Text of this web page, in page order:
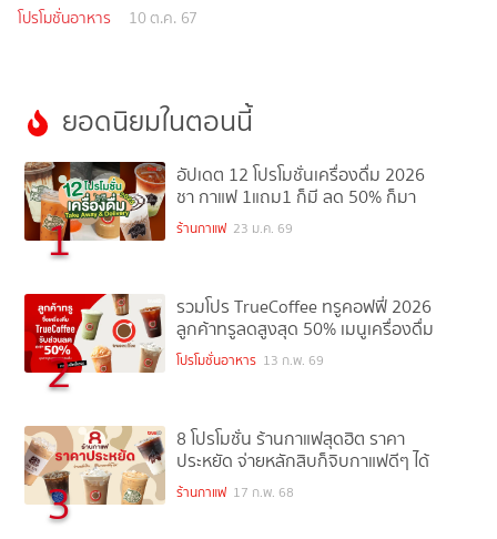
โปรโมชั่นอาหาร 10 ต.ค. 67
ยอดนิยมในตอนนี้
1
อัปเดต 12 โปรโมชั่นเครื่องดื่ม 2026
ชา กาแฟ 1แถม1 ก็มี ลด 50% ก็มา
ร้านกาแฟ 23 ม.ค. 69
2
รวมโปร TrueCoffee ทรูคอฟฟี่ 2026
ลูกค้าทรูลดสูงสุด 50% เมนูเครื่องดื่ม
โปรโมชั่นอาหาร 13 ก.พ. 69
3
8 โปรโมชั่น ร้านกาแฟสุดฮิต ราคา
ประหยัด จ่ายหลักสิบก็จิบกาแฟดีๆ ได้
ร้านกาแฟ 17 ก.พ. 68